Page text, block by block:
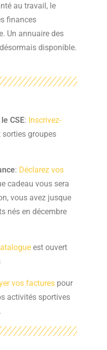
au travail, le
finances
Un annuaire des
disponible.
CSE: Inscrivez-
sorties groupes
: Déclarez vos
cadeau vous sera
vous avez jusque
nés en décembre
est ouvert
vos factures pour
activités sportives